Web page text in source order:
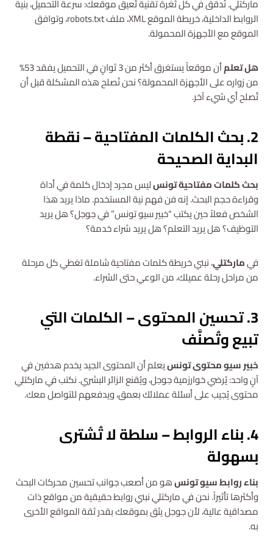
ماركتلي. نُدقق في كل ثغرة تقنية تُعيق موقعك: سرعة التحميل، بنية
الروابط الداخلية، خريطة الموقع XML، ملف robots.txt، وتوافق
الموقع مع الأجهزة المحمولة.
هل تعلم
أن موقعاً يستغرق أكثر من 3 ثوانٍ في التحميل يفقد 53%
من زواره على الأجهزة المحمولة؟ نحن نُصلح هذه المشكلة قبل أن
تُصلح أي شيء آخر.
2. بحث الكلمات المفتاحية – نقطة
البداية الصحيحة
بحث كلمات مفتاحية تونسليس مجرد إدخال كلمة في أداة
وقراءة حجم البحث. إنه فن فهم نية المستخدم. ماذا يريد هذا
الشخص فعلاً حين يكتب “خبير سيو تونس” في جوجل؟ هل يريد
التوظيف؟ هل يريد التعلم؟ هل يريد شراء خدمة؟
فيماركتلي، نبني خريطة كلمات مفتاحية شاملة تغطي كل مرحلة
من مراحل رحلة عميلك، من الوعي حتى الشراء.
3. تحسين المحتوى – الكلمات التي
تبيع وتُصنَّف
خبير سيو محتوى تونسيعلم أن المحتوى الجيد يخدم هدفين في
آنٍ واحد: يُرضي خوارزمية جوجل، ويُقنع الزائر البشري. نكتب في ماركتلي
محتوى يُجيب على أسئلة عملائك بعمق، ويدفعهم للتواصل معك.
4. بناء الروابط – سلطة لا تُشترى
بسهولة
بناء روابط سيو تونسهو من أصعب جوانب تحسين محركات البحث
وأكثرها تأثيراً. نحن في ماركتلي نبني روابط حقيقية من مواقع ذات
مصداقية عالية، لأن جوجل يثق بموقعك بقدر ثقة المواقع الأخرى
به.